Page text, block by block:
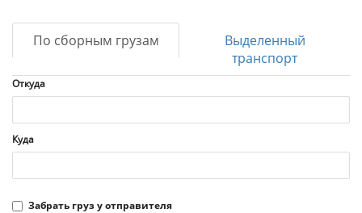
По сборным грузам
Выделенный
транспорт
Откуда
Куда
Забрать груз у отправителя